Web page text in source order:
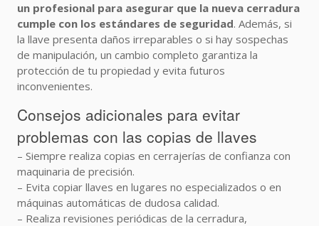
un profesional para asegurar que la nueva cerradura
cumple con los estándares de seguridad. Además, si
la llave presenta daños irreparables o si hay sospechas
de manipulación, un cambio completo garantiza la
protección de tu propiedad y evita futuros
inconvenientes.
Consejos adicionales para evitar
problemas con las copias de llaves
– Siempre realiza copias en cerrajerías de confianza con
maquinaria de precisión.
– Evita copiar llaves en lugares no especializados o en
máquinas automáticas de dudosa calidad.
– Realiza revisiones periódicas de la cerradura,